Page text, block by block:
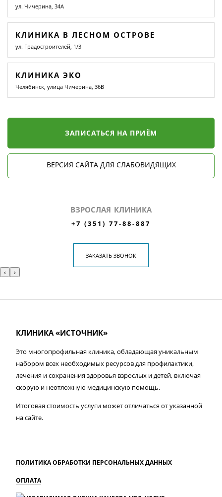
ул. Чичерина, 34А
КЛИНИКА В ЛЕСНОМ ОСТРОВЕ
ул. Градостроителей, 1/3
КЛИНИКА ЭКО
Челябинск, улица Чичерина, 36В
ЗАПИСАТЬСЯ НА ПРИЁМ
ВЕРСИЯ САЙТА ДЛЯ СЛАБОВИДЯЩИХ
ВЗРОСЛАЯ КЛИНИКА
+7 (351) 77-88-887
ЗАКАЗАТЬ ЗВОНОК
‹ ›
КЛИНИКА «ИСТОЧНИК»
Это многопрофильная клиника, обладающая уникальным
набором всех необходимых ресурсов для профилактики,
лечения и сохранения здоровья взрослых и детей, включая
скорую и неотложную медицинскую помощь.
Итоговая стоимость услуги может отличаться от указанной
на сайте.
ПОЛИТИКА ОБРАБОТКИ ПЕРСОНАЛЬНЫХ ДАННЫХ
ОПЛАТА